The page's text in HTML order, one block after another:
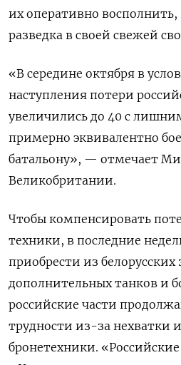
их оперативно восполнить,
разведка в своей свежей
«В середине октября в
наступления потери
увеличились до 40 с
примерно эквивалентно
батальону», — отмечает
Великобритании.
Чтобы компенсировать
техники, в последние
приобрести из белорусских
дополнительных танков и
российские части
трудности из-за нехватки
бронетехники.